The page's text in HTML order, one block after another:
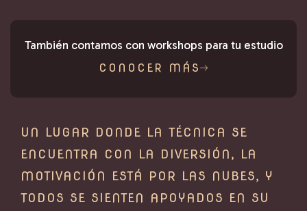
También contamos con workshops para tu estudio
CONOCER MÁS
UN LUGAR DONDE LA TÉCNICA SE
ENCUENTRA CON LA DIVERSIÓN, LA
MOTIVACIÓN ESTÁ POR LAS NUBES, Y
TODOS SE SIENTEN APOYADOS EN SU